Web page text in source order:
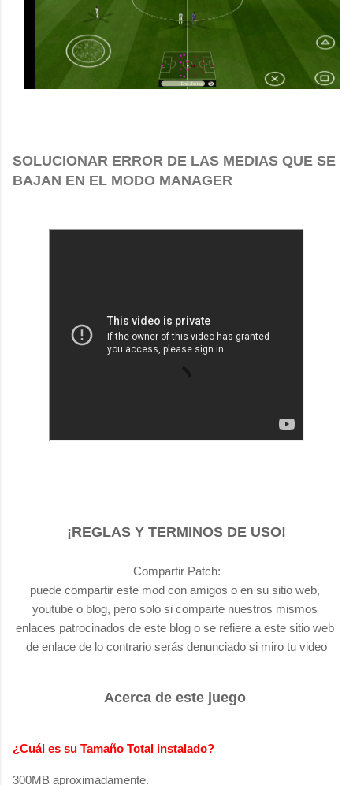
SOLUCIONAR ERROR DE LAS MEDIAS QUE SE
BAJAN EN EL MODO MANAGER
¡REGLAS Y TERMINOS DE USO!
Compartir Patch:
puede compartir este mod con amigos o en su sitio web,
youtube o blog, pero solo si comparte nuestros mismos
enlaces patrocinados de este blog o se refiere a este sitio web
de enlace de lo contrario serás denunciado si miro tu video
Acerca de este juego
¿Cuál es su Tamaño Total instalado?
300MB aproximadamente.